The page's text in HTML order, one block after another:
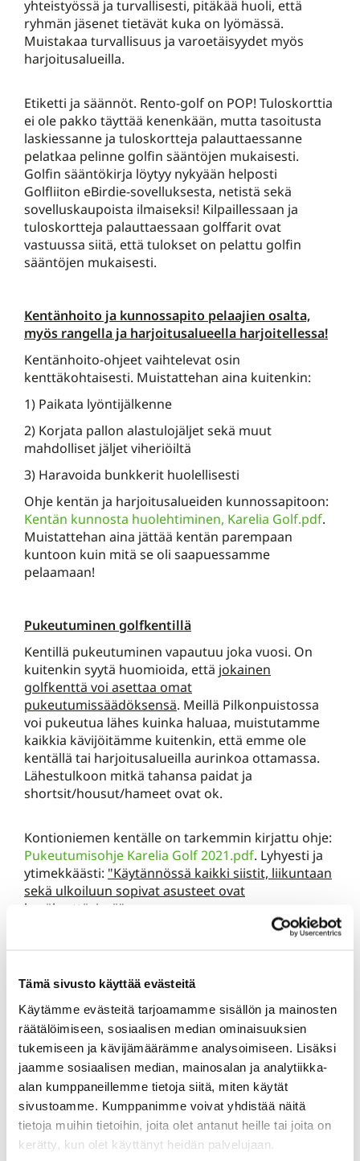
Tämä sivusto käyttää evästeitä
Käytämme evästeitä tarjoamamme sisällön ja mainosten
räätälöimiseen, sosiaalisen median ominaisuuksien
tukemiseen ja kävijämäärämme analysoimiseen. Lisäksi
jaamme sosiaalisen median, mainosalan ja analytiikka-
alan kumppaneillemme tietoja siitä, miten käytät
sivustoamme. Kumppanimme voivat yhdistää näitä
tietoja muihin tietoihin, joita olet antanut heille tai joita on
kerätty, kun olet käyttänyt heidän palvelujaan.
yhteistyössä ja turvallisesti, pitäkää huoli, että
ryhmän jäsenet tietävät kuka on lyömässä.
Muistakaa turvallisuus ja varoetäisyydet myös
harjoitusalueilla.
Etiketti ja säännöt. Rento-golf on POP! Tuloskorttia
ei ole pakko täyttää kenenkään, mutta tasoitusta
laskiessanne ja tuloskortteja palauttaessanne
pelatkaa pelinne golfin sääntöjen mukaisesti.
Golfin sääntökirja löytyy nykyään helposti
Golfliiton eBirdie-sovelluksesta, netistä sekä
sovelluskaupoista ilmaiseksi! Kilpaillessaan ja
tuloskortteja palauttaessaan golffarit ovat
vastuussa siitä, että tulokset on pelattu golfin
sääntöjen mukaisesti.
Kentänhoito ja kunnossapito pelaajien osalta,
myös rangella ja harjoitusalueella harjoitellessa!
Kentänhoito-ohjeet vaihtelevat osin
kenttäkohtaisesti. Muistattehan aina kuitenkin:
1) Paikata lyöntijälkenne
2) Korjata pallon alastulojäljet sekä muut
mahdolliset jäljet viheriöiltä
3) Haravoida bunkkerit huolellisesti
Ohje kentän ja harjoitusalueiden kunnossapitoon:
Kentän kunnosta huolehtiminen, Karelia Golf.pdf.
Muistattehan aina jättää kentän parempaan
kuntoon kuin mitä se oli saapuessamme
pelaamaan!
Pukeutuminen golfkentillä
Kentillä pukeutuminen vapautuu joka vuosi. On
kuitenkin syytä huomioida, että jokainen
golfkenttä voi asettaa omat
pukeutumissäädöksensä. Meillä Pilkonpuistossa
voi pukeutua lähes kuinka haluaa, muistutamme
kaikkia kävijöitämme kuitenkin, että emme ole
kentällä tai harjoitusalueilla aurinkoa ottamassa.
Lähestulkoon mitkä tahansa paidat ja
shortsit/housut/hameet ovat ok.
Kontioniemen kentälle on tarkemmin kirjattu ohje:
Pukeutumisohje Karelia Golf 2021.pdf. Lyhyesti ja
ytimekkäästi: "Käytännössä kaikki siistit, liikuntaan
sekä ulkoiluun sopivat asusteet ovat
hyväksyttävissä".
"minne mennä"
Golfopetusta tarvitsevat kaikki golffarit
aloittelijoista ammattilaisiin, muistakaa tosin, että
oppiminen on tehokkainta juuri aloitusvaiheessa!
Jo muutaman tunnin opetuspaketilla voi tehdä
ihmeitä tulevien vuosien ja jopa vuosikymmenten
kestävään harrastukseen! Tulkaa kertaamaan ja
oppimaan uutta mieluummin ennemmin kuin liian
myöhään. :) - T: Aki ja Toni